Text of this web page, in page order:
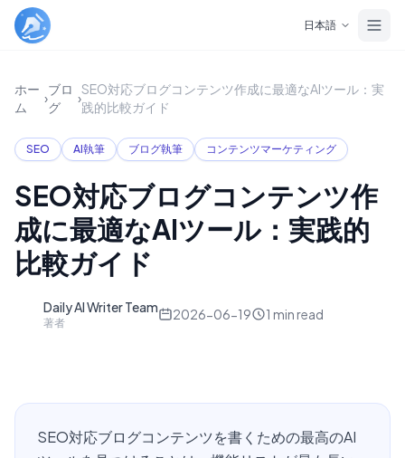
日本語
ホー
ム
›
ブロ
グ
›
SEO対応ブログコンテンツ作成に最適なAIツール：実
践的比較ガイド
SEO AI執筆 ブログ執筆 コンテンツマーケティング
SEO対応ブログコンテンツ作
成に最適なAIツール：実践的
比較ガイド
Daily AI Writer Team
著者
2026-06-19 1 min read
SEO対応ブログコンテンツを書くための最高のAI